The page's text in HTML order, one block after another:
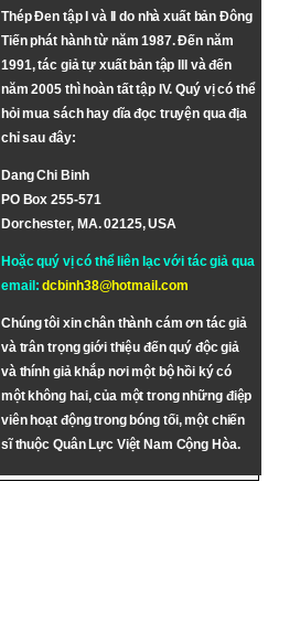
Thép Đen tập I và II do nhà xuất bản Đông
Tiến phát hành từ năm 1987. Đến năm
1991, tác giả tự xuất bản tập III và đến
năm 2005 thì hoàn tất tập IV. Quý vị có thể
hỏi mua sách hay dĩa đọc truyện qua địa
chỉ sau đây:
Dang Chi Binh
PO Box 255-571
Dorchester, MA. 02125, USA
Hoặc quý vị có thể liên lạc với tác giả qua
email:dcbinh38@hotmail.com
Chúng tôi xin chân thành cám ơn tác giả
và trân trọng giới thiệu đến quý độc giả
và thính giả khắp nơi một bộ hồi ký có
một không hai, của một trong những điệp
viên hoạt động trong bóng tối, một chiến
sĩ thuộc Quân Lực Việt Nam Cộng Hòa.